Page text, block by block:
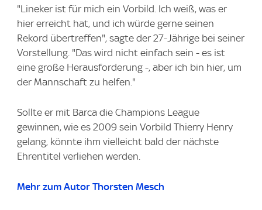
"Lineker ist für mich ein Vorbild. Ich weiß, was er
hier erreicht hat, und ich würde gerne seinen
Rekord übertreffen", sagte der 27-Jährige bei seiner
Vorstellung. "Das wird nicht einfach sein - es ist
eine große Herausforderung -, aber ich bin hier, um
der Mannschaft zu helfen."
Sollte er mit Barca die Champions League
gewinnen, wie es 2009 sein Vorbild Thierry Henry
gelang, könnte ihm vielleicht bald der nächste
Ehrentitel verliehen werden.
Mehr zum Autor Thorsten Mesch